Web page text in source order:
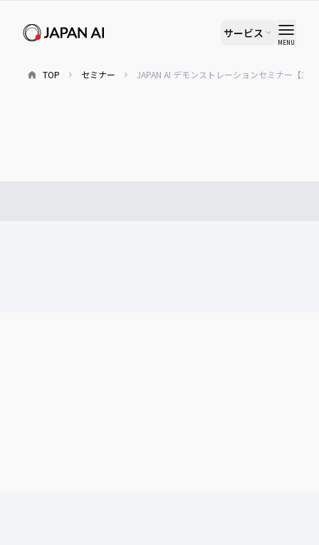
サービス
MENU
TOP セミナー JAPAN AI デモンストレーションセミナー【3/